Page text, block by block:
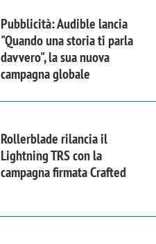
Pubblicità: Audible lancia
"Quando una storia ti parla
davvero", la sua nuova
campagna globale
Rollerblade rilancia il
Lightning TRS con la
campagna firmata Crafted